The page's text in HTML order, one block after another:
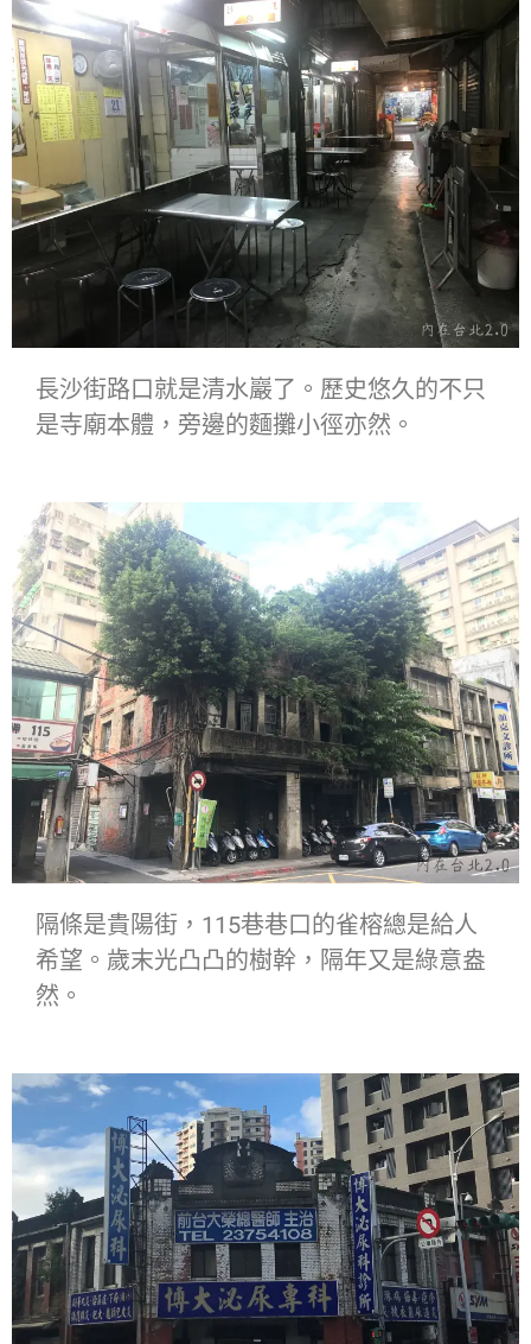
長沙街路口就是清水巖了。歷史悠久的不只
是寺廟本體，旁邊的麵攤小徑亦然。
隔條是貴陽街，115巷巷口的雀榕總是給人
希望。歲末光凸凸的樹幹，隔年又是綠意盎
然。